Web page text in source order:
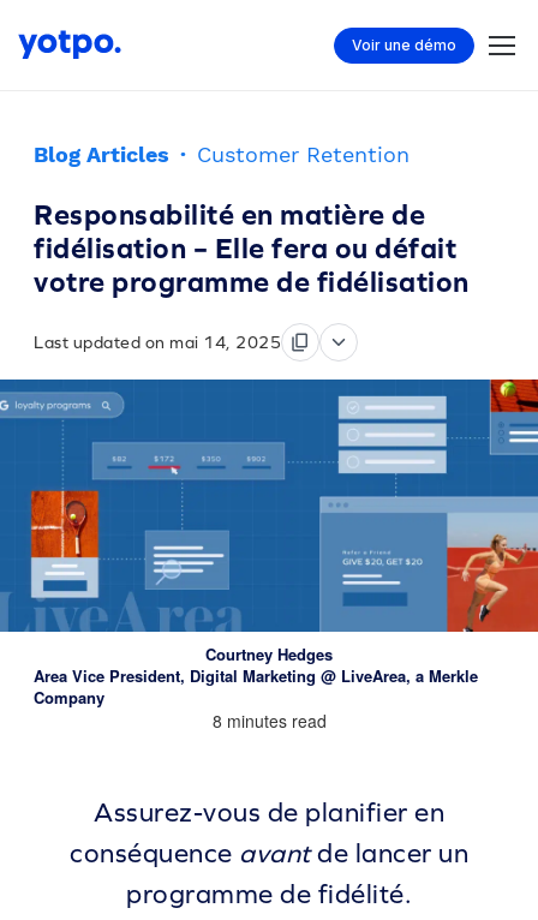
Voir une démo
Blog Articles · Customer Retention
Responsabilité en matière de
fidélisation – Elle fera ou défait
votre programme de fidélisation
Last updated on mai 14, 2025
Courtney Hedges
Area Vice President, Digital Marketing @ LiveArea, a Merkle
Company
8 minutes read
Assurez-vous de planifier en
conséquence avantde lancer un
programme de fidélité.